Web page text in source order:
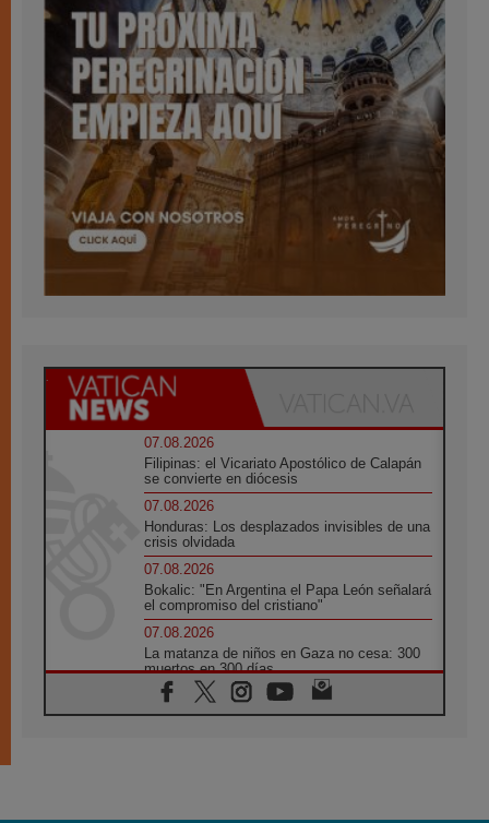
07.08.2026
Filipinas: el Vicariato Apostólico de Calapán
se convierte en diócesis
07.08.2026
Honduras: Los desplazados invisibles de una
crisis olvidada
07.08.2026
Bokalic: "En Argentina el Papa León señalará
el compromiso del cristiano"
07.08.2026
La matanza de niños en Gaza no cesa: 300
muertos en 300 días
07.08.2026
Tagle: La guerra desfigura el mundo, solo la